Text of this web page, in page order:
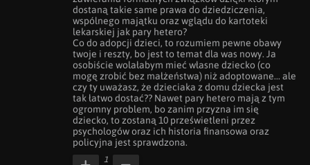
dostaną takie same prawa do dziedziczenia,
wspólnego majątku oraz wglądu do kartoteki
lekarskiej jak pary hetero?
Co do adopcji dzieci, to rozumiem pewne obawy
twoje i reszty, bo jest to temat dla was nowy. Ja
osobiście wolałabym mieć własne dziecko (co
mogę zrobić bez małżeństwa) niż adoptowane... ale
czy ty uważasz, że dzieciaka z domu dziecka jest
tak łatwo dostać?? Nawet pary hetero mają z tym
ogromny problem, bo zanim przyzna im się
dziecko, to zostaną 10 prześwietleni przez
psychologów oraz ich historia finansowa oraz
policyjna jest sprawdzona.
1